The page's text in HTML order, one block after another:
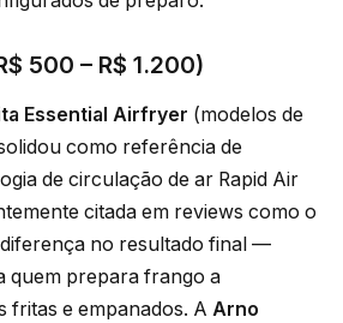
500 – R$ 1.200)
Essential Airfryer (modelos de
como referência de
de circulação de ar Rapid Air
citada em reviews como o
no resultado final —
quem prepara frango a
fritas e empanados. A Arno